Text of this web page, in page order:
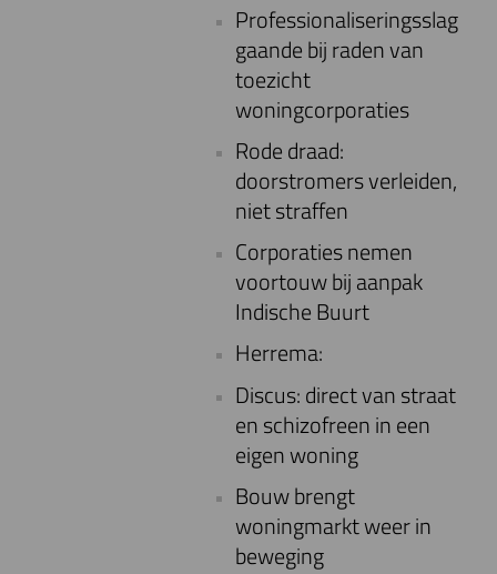
Professionaliseringsslag
gaande bij raden van
toezicht
woningcorporaties
Rode draad:
doorstromers verleiden,
niet straffen
Corporaties nemen
voortouw bij aanpak
Indische Buurt
Herrema:
Discus: direct van straat
en schizofreen in een
eigen woning
Bouw brengt
woningmarkt weer in
beweging